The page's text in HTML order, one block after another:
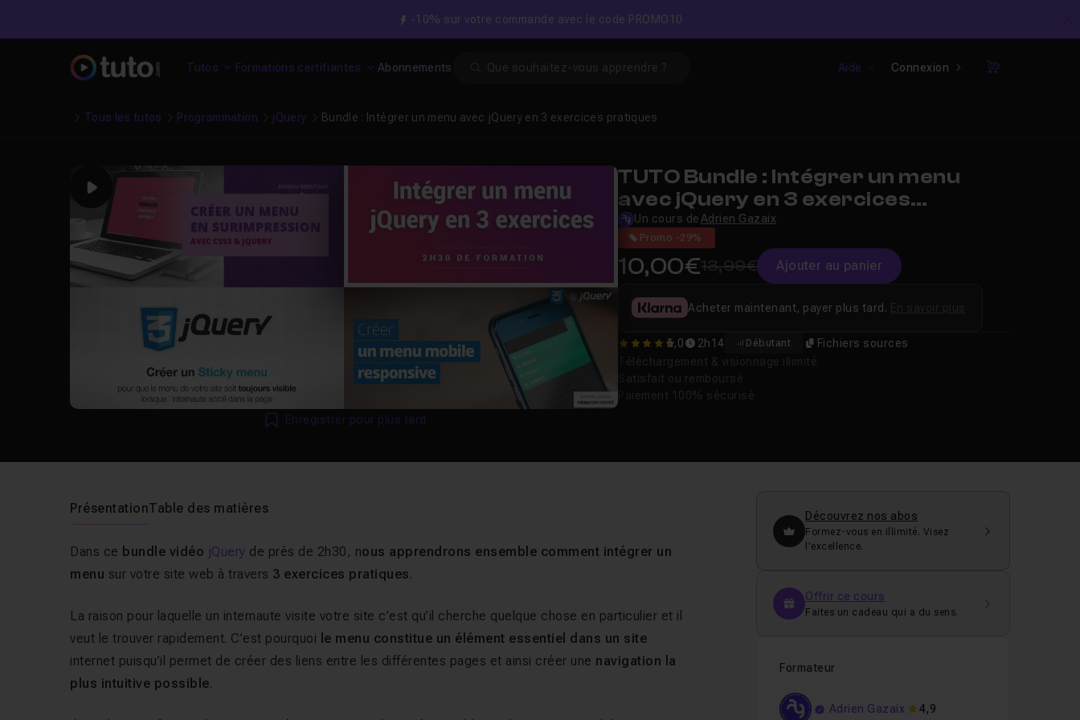
-10% sur votre commande avec le code PROMO10
Tutos Formations certifiantes Abonnements Aide Connexion
Panier
Tous les tutos Programmation jQuery Bundle : Intégrer un menu avec jQuery en 3 exercices pratiques
Play
Enregistrer pour plus tard
TUTO Bundle : Intégrer un menu
avec jQuery en 3 exercices
pratiques
Un cours de Adrien Gazaix
Promo -29%
10,00€ 13,99€ Ajouter au panier
5 5,0 2h14 Débutant Fichiers sources
Acheter maintenant, payer plus tard.
PrésentationTable des matières
Dans ce bundle vidéo jQuery de près de 2h30, nous apprendrons ensemble comment intégrer un
menu sur votre site web à travers 3 exercices pratiques.
La raison pour laquelle un internaute visite votre site c’est qu’il cherche quelque chose en particulier et il
veut le trouver rapidement. C’est pourquoi le menu constitue un élément essentiel dans un site
internet puisqu’il permet de créer des liens entre les différentes pages et ainsi créer une navigation la
plus intuitive possible.
Découvrez nos abos
Formez-vous en illimité. Visez
l’excellence.
Offrir ce cours
Faites un cadeau qui a du sens.
Formateur
Adrien Gazaix 4,9